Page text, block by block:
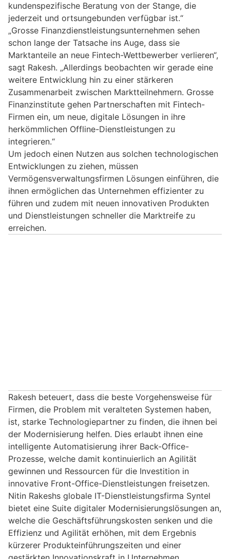
kundenspezifische Beratung von der Stange, die
jederzeit und ortsungebunden verfügbar ist.“
„Grosse Finanzdienstleistungsunternehmen sehen
schon lange der Tatsache ins Auge, dass sie
Marktanteile an neue Fintech-Wettbewerber verlieren“,
sagt Rakesh. „Allerdings beobachten wir gerade eine
weitere Entwicklung hin zu einer stärkeren
Zusammenarbeit zwischen Marktteilnehmern. Grosse
Finanzinstitute gehen Partnerschaften mit Fintech-
Firmen ein, um neue, digitale Lösungen in ihre
herkömmlichen Offline-Dienstleistungen zu
integrieren.“
Um jedoch einen Nutzen aus solchen technologischen
Entwicklungen zu ziehen, müssen
Vermögensverwaltungsfirmen Lösungen einführen, die
ihnen ermöglichen das Unternehmen effizienter zu
führen und zudem mit neuen innovativen Produkten
und Dienstleistungen schneller die Marktreife zu
erreichen.
Rakesh beteuert, dass die beste Vorgehensweise für
Firmen, die Problem mit veralteten Systemen haben,
ist, starke Technologiepartner zu finden, die ihnen bei
der Modernisierung helfen. Dies erlaubt ihnen eine
intelligente Automatisierung ihrer Back-Office-
Prozesse, welche damit kontinuierlich an Agilität
gewinnen und Ressourcen für die Investition in
innovative Front-Office-Dienstleistungen freisetzen.
Nitin Rakeshs globale IT-Dienstleistungsfirma Syntel
bietet eine Suite digitaler Modernisierungslösungen an,
welche die Geschäftsführungskosten senken und die
Effizienz und Agilität erhöhen, mit dem Ergebnis
kürzerer Produkteinführungszeiten und einer